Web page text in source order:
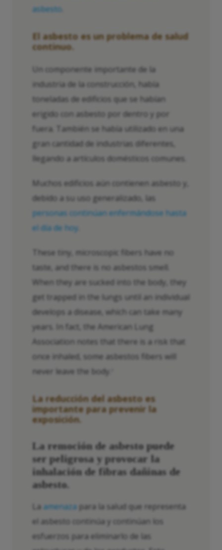
asbesto
El asbesto es un problema de salud
continuo.
Un componente importante de la
industria de la construcción, había
toneladas de edificios que se habían
erigido con asbesto por dentro y por
fuera. También se había utilizado en una
gran cantidad de industrias diferentes,
llegando a artículos domésticos comunes.
Muchos edificios aún contienen asbesto y,
debido a su uso generalizado, las
personas continúan enfermándose hasta
el día de hoy
These tiny, microscopic fibers have no
taste, and there is no asbestos smell.
When they are sucked into the body, they
get trapped in the lungs until an individual
develops a disease, which can take many
years. In fact, the American Lung
Association notes that there is a risk that
once inhaled, some asbestos fibers will
never leave the body.
La reducción del asbesto es
importante para prevenir la
exposición.
La remoción de asbesto puede
ser peligrosa y provocar la
inhalación de fibras dañinas de
asbesto.
La amenaza para la salud que representa
el asbesto continúa y continúan los
esfuerzos para eliminarlo de las